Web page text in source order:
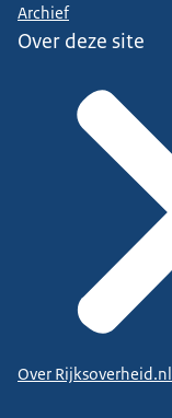
Archief
Over deze site
Over Rijksoverheid.nl